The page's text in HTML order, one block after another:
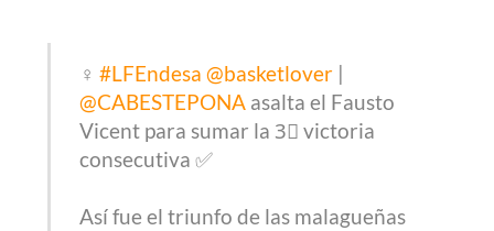
♀️ #LFEndesa @basketlover|
@CABESTEPONAasalta el Fausto
Vicent para sumar la 3⃣ victoria
consecutiva ✅
Así fue el triunfo de las malagueñas